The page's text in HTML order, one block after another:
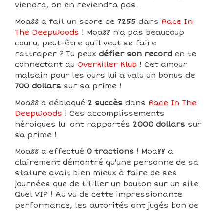
viendra, on en reviendra pas.
Moa88 a fait un score de 7255 dans Race In
The Deepwoods ! Moa88 n'a pas beaucoup
couru, peut-être qu'il veut se faire
rattraper ? Tu peux défier son record en te
connectant au Overkiller Klub ! Cet amour
malsain pour les ours lui a valu un bonus de
700 dollars sur sa prime !
Moa88 a débloqué 2 succès dans Race In The
Deepwoods ! Ces accomplissements
héroiques lui ont rapportés 2000 dollars sur
sa prime !
Moa88 a effectué 0 tractions ! Moa88 a
clairement démontré qu'une personne de sa
stature avait bien mieux à faire de ses
journées que de titiller un bouton sur un site.
Quel VIP ! Au vu de cette impressionante
performance, les autorités ont jugés bon de